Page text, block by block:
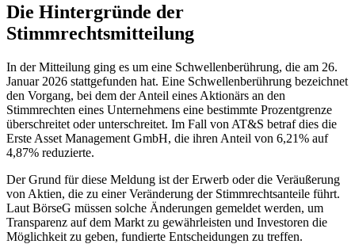
Die Hintergründe der
Stimmrechtsmitteilung
In der Mitteilung ging es um eine Schwellenberührung, die am 26.
Januar 2026 stattgefunden hat. Eine Schwellenberührung bezeichnet
den Vorgang, bei dem der Anteil eines Aktionärs an den
Stimmrechten eines Unternehmens eine bestimmte Prozentgrenze
überschreitet oder unterschreitet. Im Fall von AT&S betraf dies die
Erste Asset Management GmbH, die ihren Anteil von 6,21% auf
4,87% reduzierte.
Der Grund für diese Meldung ist der Erwerb oder die Veräußerung
von Aktien, die zu einer Veränderung der Stimmrechtsanteile führt.
Laut BörseG müssen solche Änderungen gemeldet werden, um
Transparenz auf dem Markt zu gewährleisten und Investoren die
Möglichkeit zu geben, fundierte Entscheidungen zu treffen.